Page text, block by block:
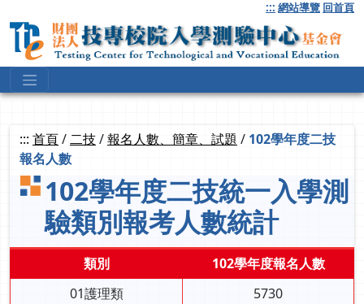
到
要
::: 網站導覽 回首頁
::: 首頁/二技/報名人數、簡章、試題 / 102學年度二技
報名人數
102學年度二技統一入學測
驗類別報考人數統計
類別
102學年度報名人數
01護理類
5730